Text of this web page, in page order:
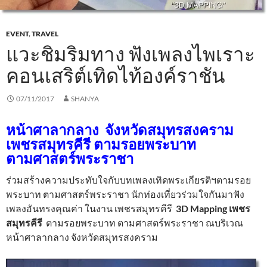
EVENT,TRAVEL
แวะชิมริมทาง ฟังเพลงไพเราะ
คอนเสริต์เทิดไท้องค์ราชัน
07/11/2017 SHANYA
หน้าศาลากลาง จังหวัดสมุทรสงคราม
เพชรสมุทรคีรี ตามรอยพระบาท
ตามศาสตร์พระราชา
ร่วมสร้างความประทับใจกับบทเพลงเทิดพระเกียรติฯตามรอย
พระบาท ตามศาสตร์พระราชา นักท่องเที่ยวร่วมใจกันมาฟัง
เพลงอันทรงคุณค่า ในงาน เพชรสมุทรคีรี 3D Mapping เพชร
สมุทรคีรี ตามรอยพระบาท ตามศาสตร์พระราชา ณบริเวณ
หน้าศาลากลาง จังหวัดสมุทรสงคราม